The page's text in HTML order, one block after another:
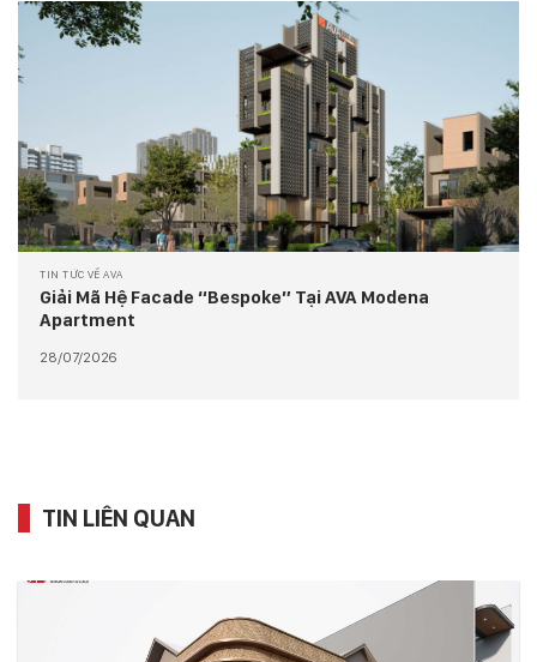
TIN TỨC VỀ AVA
Giải Mã Hệ Facade “Bespoke” Tại AVA Modena
Apartment
28/07/2026
TIN LIÊN QUAN